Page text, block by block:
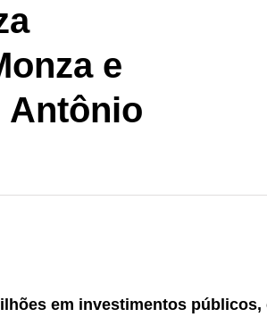
e
Antônio
em investimentos públicos,